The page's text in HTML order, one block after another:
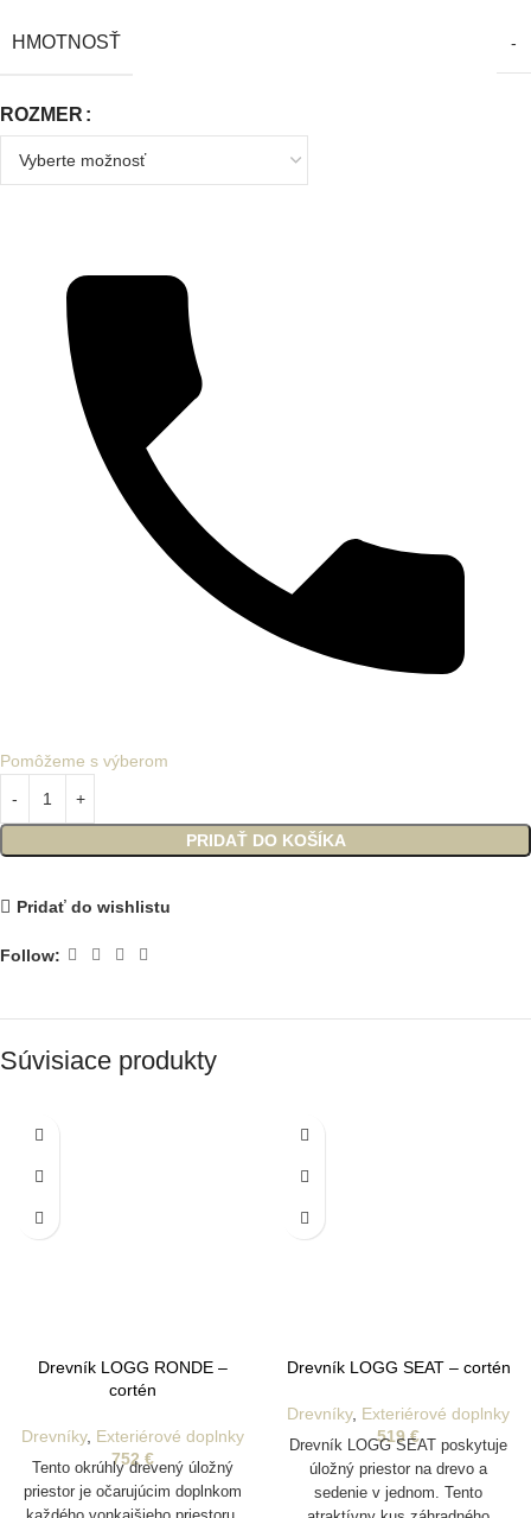
HMOTNOSŤ -
ROZMER
PRIDAŤ DO KOŠÍKA
Pomôžeme s výberom
Pridať do wishlistu
Follow:
Súvisiace produkty
Drevník LOGG RONDE –
cortén
Drevníky, Exteriérové doplnky
752 €
Tento okrúhly drevený úložný
priestor je očarujúcim doplnkom
Drevník LOGG SEAT – cortén
Drevníky, Exteriérové doplnky
519€
Drevník LOGG SEAT poskytuje
úložný priestor na drevo a
sedenie v jednom. Tento